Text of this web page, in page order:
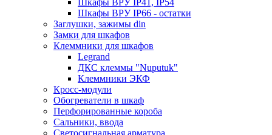
Шкафы ВРУ IP41, IP54
Шкафы ВРУ IP66 - остатки
Заглушки, зажимы din
Замки для шкафов
Клеммники для шкафов
Legrand
ДКС клеммы "Nuputuk"
Клеммники ЭКФ
Кросс-модули
Обогреватели в шкаф
Перфорированные короба
Сальники, ввода
Светосигнальная арматура